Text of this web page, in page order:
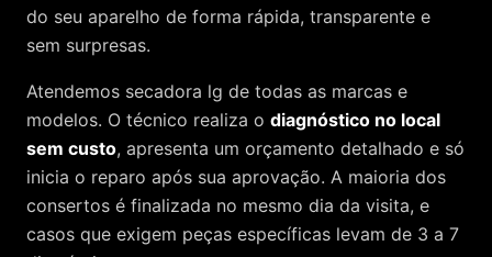
do seu aparelho de forma rápida, transparente e
sem surpresas.
Atendemos secadora lg de todas as marcas e
modelos. O técnico realiza o diagnóstico no local
sem custo, apresenta um orçamento detalhado e só
inicia o reparo após sua aprovação. A maioria dos
consertos é finalizada no mesmo dia da visita, e
casos que exigem peças específicas levam de 3 a 7